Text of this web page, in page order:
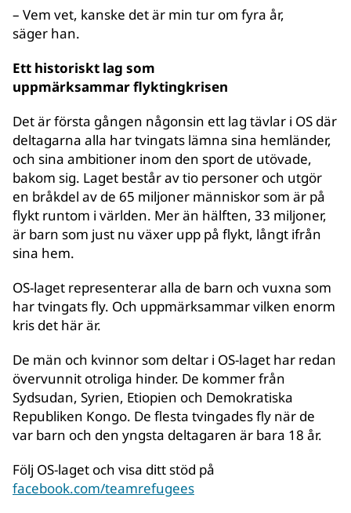
– Vem vet, kanske det är min tur om fyra år,
säger han.
Ett historiskt lag som
uppmärksammar flyktingkrisen
Det är första gången någonsin ett lag tävlar i OS där
deltagarna alla har tvingats lämna sina hemländer,
och sina ambitioner inom den sport de utövade,
bakom sig. Laget består av tio personer och utgör
en bråkdel av de 65 miljoner människor som är på
flykt runtom i världen. Mer än hälften, 33 miljoner,
är barn som just nu växer upp på flykt, långt ifrån
sina hem.
OS-laget representerar alla de barn och vuxna som
har tvingats fly. Och uppmärksammar vilken enorm
kris det här är.
De män och kvinnor som deltar i OS-laget har redan
övervunnit otroliga hinder. De kommer från
Sydsudan, Syrien, Etiopien och Demokratiska
Republiken Kongo. De flesta tvingades fly när de
var barn och den yngsta deltagaren är bara 18 år.
Följ OS-laget och visa ditt stöd på
facebook.com/teamrefugees